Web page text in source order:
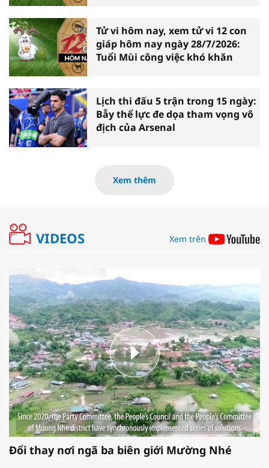
Tử vi hôm nay, xem tử vi 12 con
giáp hôm nay ngày 28/7/2026:
Tuổi Mùi công việc khó khăn
Lịch thi đấu 5 trận trong 15 ngày:
Bẫy thể lực đe dọa tham vọng vô
địch của Arsenal
Xem thêm
VIDEOS Xem trên
Đổi thay nơi ngã ba biên giới Mường Nhé